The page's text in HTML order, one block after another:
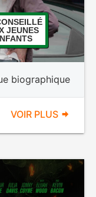
JEUNES
biographique
VOIR PLUS